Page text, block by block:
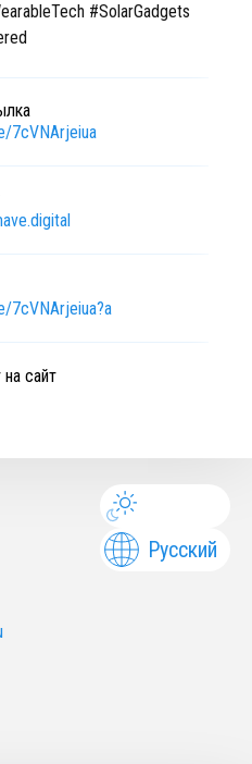
#SolarGadgets
7cVNArjeiua
7cVNArjeiua?a
сайт
Русский